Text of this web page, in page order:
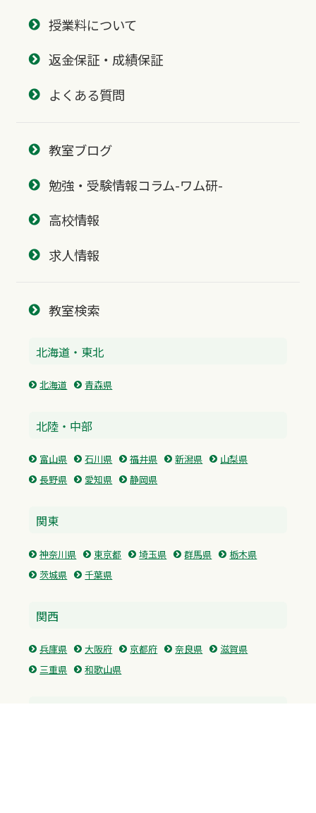
授業料について
返金保証・成績保証
よくある質問
教室ブログ
勉強・受験情報コラム-ワム研-
高校情報
求人情報
教室検索
北海道・東北
北海道 青森県
北陸・中部
富山県 石川県 福井県 新潟県
山梨県
長野県
愛知県 静岡県
関東
神奈川県 東京都 埼玉県 群馬県
栃木県
茨城県
千葉県
関西
兵庫県 大阪府 京都府 奈良県
滋賀県
三重県
和歌山県